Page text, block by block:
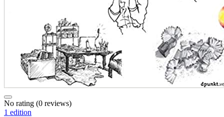
No rating (0 reviews)
1 edition